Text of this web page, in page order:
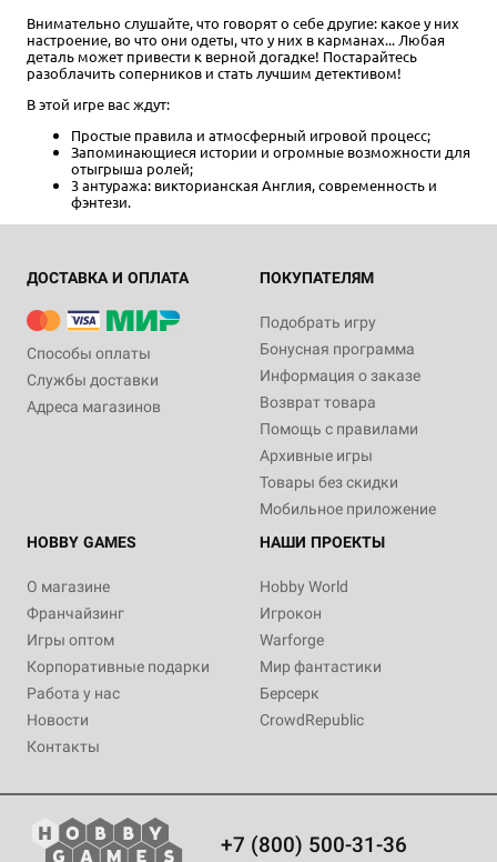
Внимательно слушайте, что говорят о себе другие: какое у них
настроение, во что они одеты, что у них в карманах... Любая
деталь может привести к верной догадке! Постарайтесь
разоблачить соперников и стать лучшим детективом!
В этой игре вас ждут:
Простые правила и атмосферный игровой процесс;
Запоминающиеся истории и огромные возможности для
отыгрыша ролей;
3 антуража: викторианская Англия, современность и
фэнтези.
ДОСТАВКА И ОПЛАТА
Способы оплаты
Службы доставки
Адреса магазинов
ПОКУПАТЕЛЯМ
Подобрать игру
Бонусная программа
Информация о заказе
Возврат товара
Помощь с правилами
Архивные игры
Товары без скидки
Мобильное приложение
HOBBY GAMES
О магазине
Франчайзинг
Игры оптом
Корпоративные подарки
Работа у нас
Новости
Контакты
НАШИ ПРОЕКТЫ
Hobby World
Игрокон
Warforge
Мир фантастики
Берсерк
CrowdRepublic
+7 (800) 500-31-36